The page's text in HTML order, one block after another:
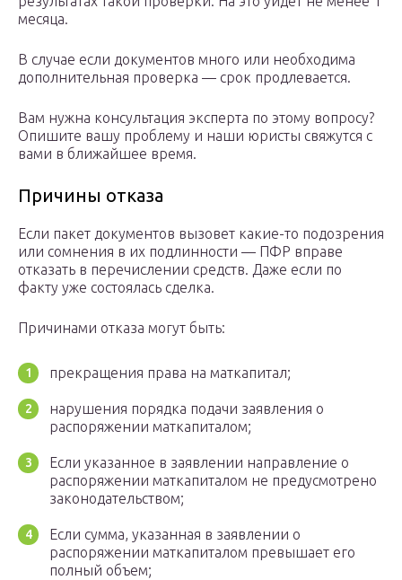
месяца.
В случае если документов много или необходима
дополнительная проверка — срок продлевается.
Вам нужна консультация эксперта по этому вопросу?
Опишите вашу проблему и наши юристы свяжутся с
вами в ближайшее время.
Причины отказа
Если пакет документов вызовет какие-то подозрения
или сомнения в их подлинности — ПФР вправе
отказать в перечислении средств. Даже если по
факту уже состоялась сделка.
Причинами отказа могут быть:
прекращения права на маткапитал;
нарушения порядка подачи заявления о
распоряжении маткапиталом;
Если указанное в заявлении направление о
распоряжении маткапиталом не предусмотрено
законодательством;
Если сумма, указанная в заявлении о
распоряжении маткапиталом превышает его
полный объем;